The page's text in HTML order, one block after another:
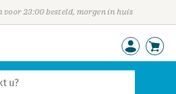
voor 23:00 besteld, morgen in huis